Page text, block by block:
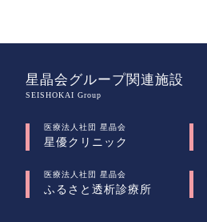
星晶会グループ関連施設
SEISHOKAI Group
医療法人社団 星晶会
星優クリニック
医療法人社団 星晶会
ふるさと透析診療所